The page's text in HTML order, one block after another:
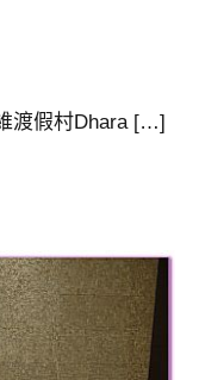
渡假村Dhara […]